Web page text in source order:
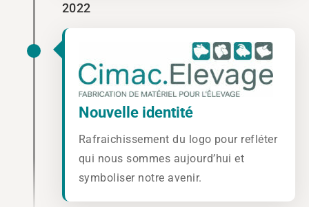
2022
Nouvelle identité
Rafraichissement du logo pour refléter
qui nous sommes aujourd’hui et
symboliser notre avenir.